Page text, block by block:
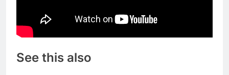
See this also